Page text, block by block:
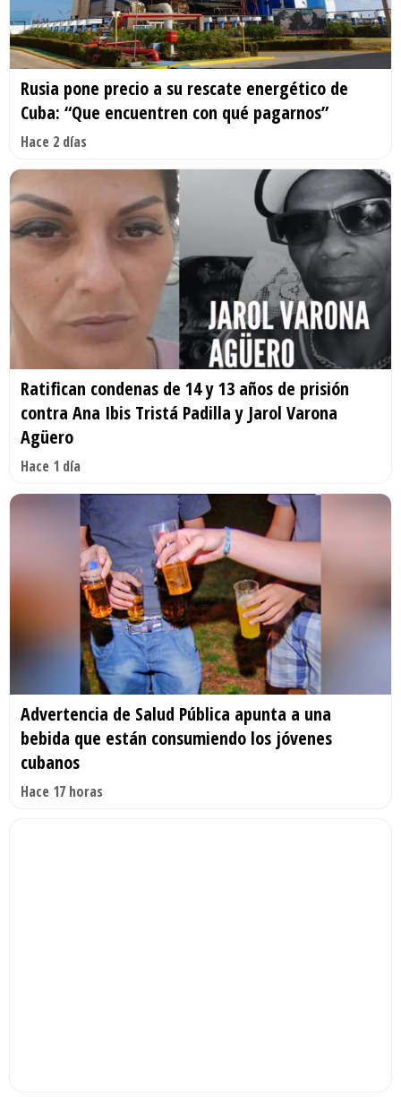
Rusia pone precio a su rescate energético de
Cuba: “Que encuentren con qué pagarnos”
Hace 2 días
Ratifican condenas de 14 y 13 años de prisión
contra Ana Ibis Tristá Padilla y Jarol Varona
Agüero
Hace 1 día
Advertencia de Salud Pública apunta a una
bebida que están consumiendo los jóvenes
cubanos
Hace 17 horas